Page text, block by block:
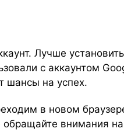
Лучше
с аккаунтом
шансы на успех.
в новом
обращайте внимания